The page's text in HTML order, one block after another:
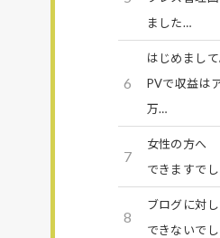
ました…
6
はじめまし
PVで収益は
万…
7
女性の方へ
できますで
8
ブログに対
できないで